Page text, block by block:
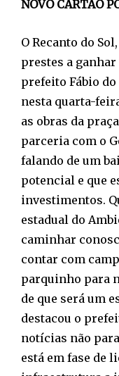
NOVO CARTÃO
O Recanto do
prestes a
prefeito Fábio
nesta quarta-
as obras da
parceria com o
falando de um
potencial e que
investimentos.
estadual do
caminhar
contar com
parquinho para
de que será um
destacou o
notícias não
está em fase de